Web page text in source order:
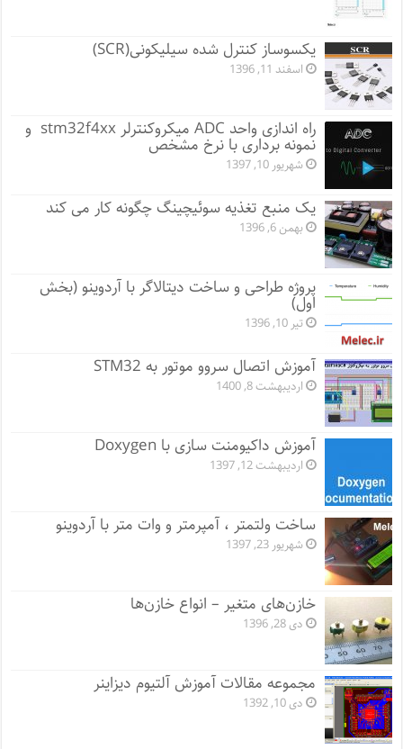
یکسوساز کنترل شده سیلیکونی(SCR)
اسفند 11, 1396
راه اندازی واحد ADC میکروکنترلر stm32f4xx و
نمونه برداری با نرخ مشخص
شهریور 10, 1397
یک منبع تغذیه سوئیچینگ چگونه کار می کند
بهمن 6, 1396
پروژه طراحی و ساخت دیتالاگر با آردوینو (بخش
اول)
تیر 10, 1396
آموزش اتصال سروو موتور به STM32
اردیبهشت 8, 1400
آموزش داکیومنت سازی با Doxygen
اردیبهشت 12, 1397
ساخت ولتمتر ، آمپرمتر و وات متر با آردوینو
شهریور 23, 1397
خازن‌های متغیر – انواع خازن‌ها
دی 28, 1396
مجموعه مقالات آموزش آلتیوم دیزاینر
دی 10, 1392